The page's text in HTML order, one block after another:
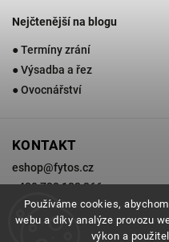
Používáme cookies,
webu a díky analýze provozu
výkon a
Nejčtenější na blogu
● Termíny zrání
● Výsadba a řez
● Ovocnářství
KONTAKT
eshop@fytos.cz
+420 733 133 366